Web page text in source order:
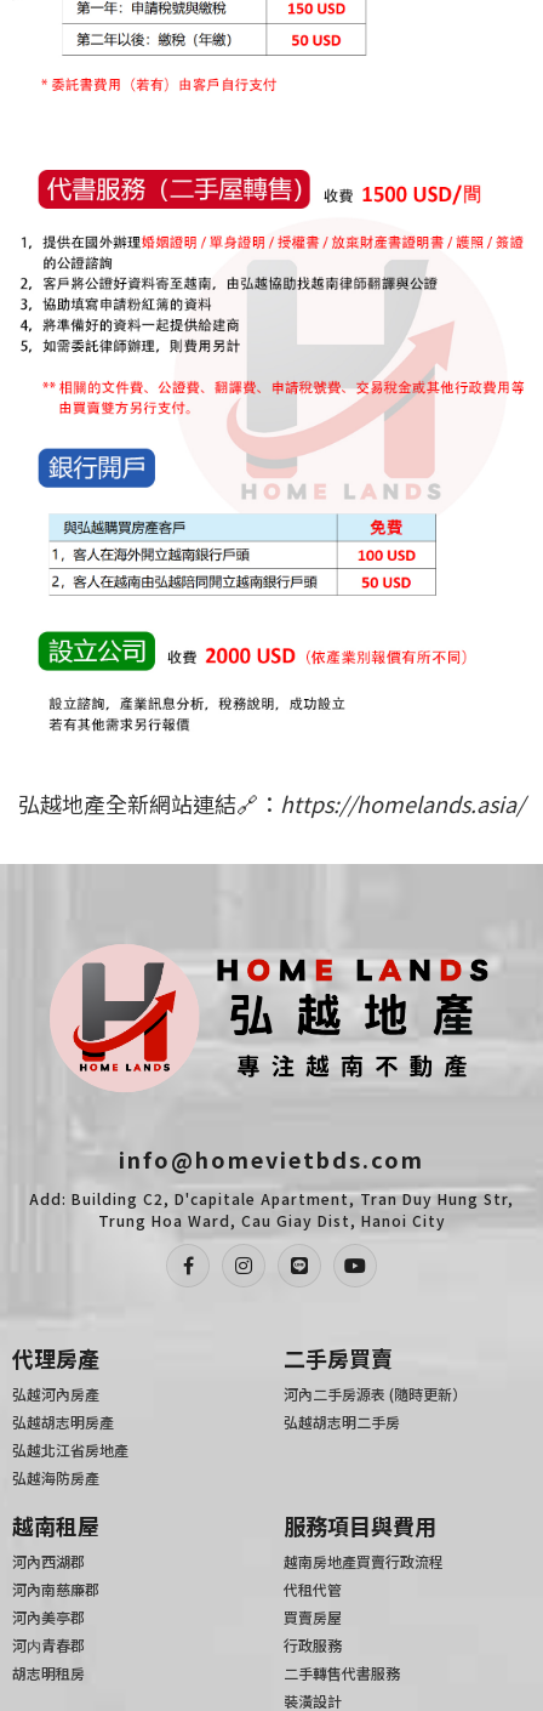
弘越地產全新網站連結🔗： https://homelands.asia/
info@homevietbds.com
Add: Building C2, D'capitale Apartment, Tran Duy Hung Str,
Trung Hoa Ward, Cau Giay Dist, Hanoi City
代理房產
弘越河內房產
弘越胡志明房產
弘越北江省房地產
弘越海防房產
二手房買賣
河內二手房源表 (隨時更新）
弘越胡志明二手房
越南租屋
河內西湖郡
河內南慈廉郡
河內美亭郡
河内青春郡
胡志明租房
服務項目與費用
越南房地產買賣行政流程
代租代管
買賣房屋
行政服務
二手轉售代書服務
裝潢設計